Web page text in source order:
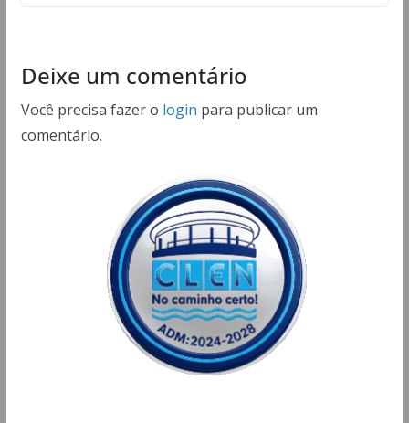
Deixe um comentário
Você precisa fazer o login para publicar um
comentário.